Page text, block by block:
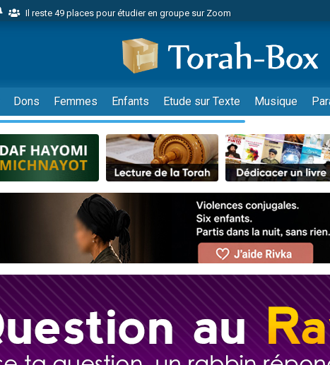
Il reste 49 places pour étudier en groupe sur Zoom
2 personnes viennent de nous rejoindre sur WhatsApp
6 personnes viennent de nous rejoindre sur WhatsApp
4 personnes viennent de faire un don pour Reloger Rivka, 6 enfants,
2 personnes viennent de faire un don pour 1 Journée de Vacances Pour
17 personnes viennent de demander une bénédiction
4 personnes viennent de nous rejoindre sur WhatsApp
Il reste 49 places pour étudier en groupe sur Zoom
Eva vient de donner son Maasser
4 personnes viennent de nous rejoindre sur WhatsApp
3 personnes viennent de nous rejoindre sur WhatsApp
Odaya vient de donner son Maasser
3 personnes viennent de faire un don pour 5 jours de vacances aux
2 personnes viennent de nous rejoindre sur WhatsApp
13 personnes viennent de demander une bénédiction
Dons Femmes Enfants Etude sur Texte Musique